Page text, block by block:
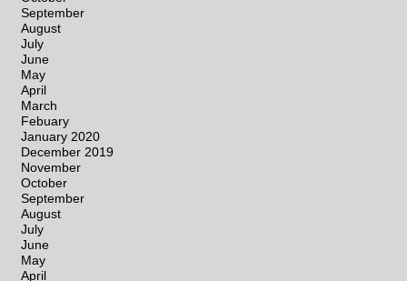
September
August
July
June
May
April
March
Febuary
January 2020
December 2019
November
October
September
August
July
June
May
April